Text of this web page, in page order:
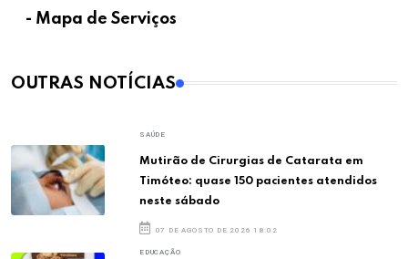
- Mapa de Serviços
OUTRAS NOTÍCIAS
SAÚDE
Mutirão de Cirurgias de Catarata em
Timóteo: quase 150 pacientes atendidos
neste sábado
07 DE AGOSTO DE 2026 18:02
EDUCAÇÃO